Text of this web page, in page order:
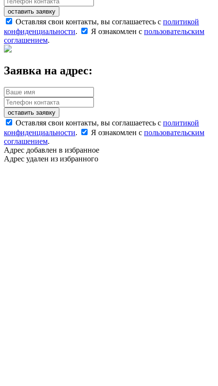
оставить заявку
Оставляя свои контакты, вы соглашаетесь с политикой
конфиденциальности. Я ознакомлен с пользовательским
соглашением.
Заявка на адрес:
оставить заявку
Оставляя свои контакты, вы соглашаетесь с политикой
конфиденциальности. Я ознакомлен с пользовательским
соглашением.
Адрес добавлен в избранное
Адрес удален из избранного